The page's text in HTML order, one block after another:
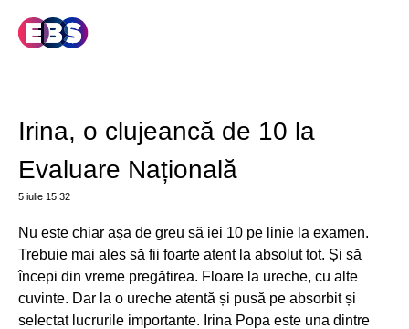
Irina, o clujeancă de 10 la
Evaluare Națională
5 iulie 15:32
Nu este chiar așa de greu să iei 10 pe linie la examen.
Trebuie mai ales să fii foarte atent la absolut tot. Și să
începi din vreme pregătirea. Floare la ureche, cu alte
cuvinte. Dar la o ureche atentă și pusă pe absorbit și
selectat lucrurile importante. Irina Popa este una dintre